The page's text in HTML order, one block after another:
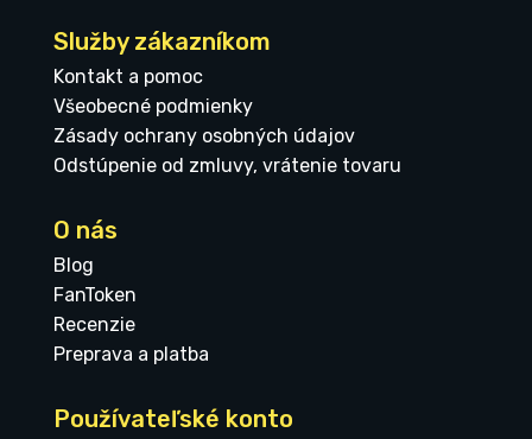
Služby zákazníkom
Kontakt a pomoc
Všeobecné podmienky
Zásady ochrany osobných údajov
Odstúpenie od zmluvy, vrátenie tovaru
O nás
Blog
FanToken
Recenzie
Preprava a platba
Používateľské konto